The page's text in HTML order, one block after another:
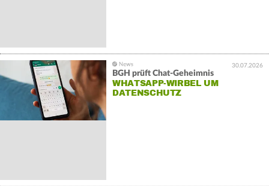
30.07.2026
BGH prüft Chat-Geheimnis
WHATSAPP-WIRBEL UM
DATENSCHUTZ